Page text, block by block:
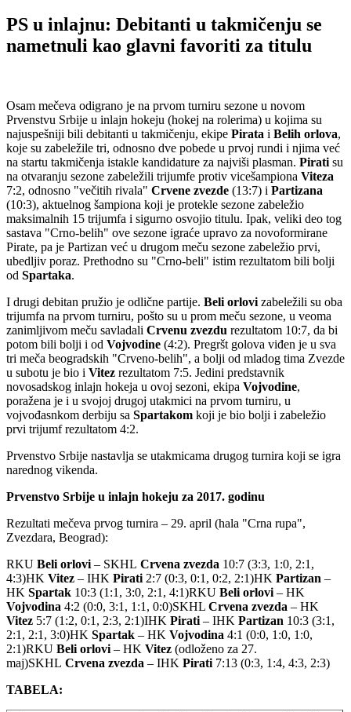
PS u inlajnu: Debitanti u takmičenju se
nametnuli kao glavni favoriti za titulu
Osam mečeva odigrano je na prvom turniru sezone u novom
Prvenstvu Srbije u inlajn hokeju (hokej na rolerima) u kojima su
najuspešniji bili debitanti u takmičenju, ekipe Pirata i Belih orlova,
koje su zabeležile tri, odnosno dve pobede u prvoj rundi i njima već
na startu takmičenja istakle kandidature za najviši plasman. Pirati su
na otvaranju sezone zabeležili trijumfe protiv vicešampiona Viteza
7:2, odnosno "večitih rivala" Crvene zvezde (13:7) i Partizana
(10:3), aktuelnog šampiona koji je protekle sezone zabeležio
maksimalnih 15 trijumfa i sigurno osvojio titulu. Ipak, veliki deo tog
sastava "Crno-belih" ove sezone igraće upravo za novoformirane
Pirate, pa je Partizan već u drugom meču sezone zabeležio prvi,
ubedljiv poraz. Prethodno su "Crno-beli" istim rezultatom bili bolji
od Spartaka.
I drugi debitan pružio je odlične partije. Beli orlovi zabeležili su oba
trijumfa na prvom turniru, pošto su u prom meču sezone, u veoma
zanimljivom meču savladali Crvenu zvezdu rezultatom 10:7, da bi
potom bili bolji i od Vojvodine (4:2). Pregršt golova viđen je u sva
tri meča beogradskih "Crveno-belih", a bolji od mladog tima Zvezde
u subotu je bio i Vitez rezultatom 7:5. Jedini predstavnik
novosadskog inlajn hokeja u ovoj sezoni, ekipa Vojvodine,
poražena je i u svojoj drugoj utakmici na prvom turniru, u
vojvođasnkom derbiju sa Spartakom koji je bio bolji i zabeležio
prvi trijumf rezultatom 4:2.
Prvenstvo Srbije nastavlja se utakmicama drugog turnira koji se igra
narednog vikenda.
Prvenstvo Srbije u inlajn hokeju za 2017. godinu
Rezultati mečeva prvog turnira – 29. april (hala "Crna rupa",
Zvezdara, Beograd):
RKU Beli orlovi – SKHL Crvena zvezda 10:7 (3:3, 1:0, 2:1,
4:3)HK Vitez – IHK Pirati 2:7 (0:3, 0:1, 0:2, 2:1)HK Partizan –
HK Spartak 10:3 (1:1, 3:0, 2:1, 4:1)RKU Beli orlovi – HK
Vojvodina 4:2 (0:0, 3:1, 1:1, 0:0)SKHL Crvena zvezda – HK
Vitez 5:7 (1:2, 0:1, 2:3, 2:1)IHK Pirati – IHK Partizan 10:3 (3:1,
2:1, 2:1, 3:0)HK Spartak – HK Vojvodina 4:1 (0:0, 1:0, 1:0,
2:1)RKU Beli orlovi – HK Vitez (odloženo za 27.
maj)SKHL Crvena zvezda – IHK Pirati 7:13 (0:3, 1:4, 4:3, 2:3)
TABELA: